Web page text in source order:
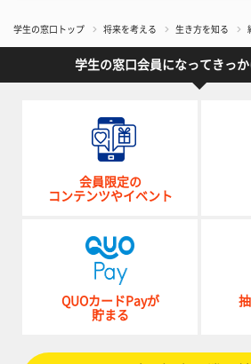
学生の窓口トップ 将来を考える 生き方を知る
学生の窓口会員になってきっか
会員限定の
コンテンツやイベント
QUOカードPayが
貯まる